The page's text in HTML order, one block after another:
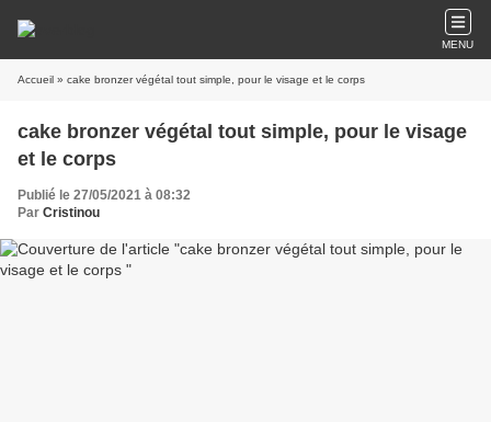
MENU
Accueil » cake bronzer végétal tout simple, pour le visage et le corps
cake bronzer végétal tout simple, pour le visage
et le corps
Publié le 27/05/2021 à 08:32
Par Cristinou